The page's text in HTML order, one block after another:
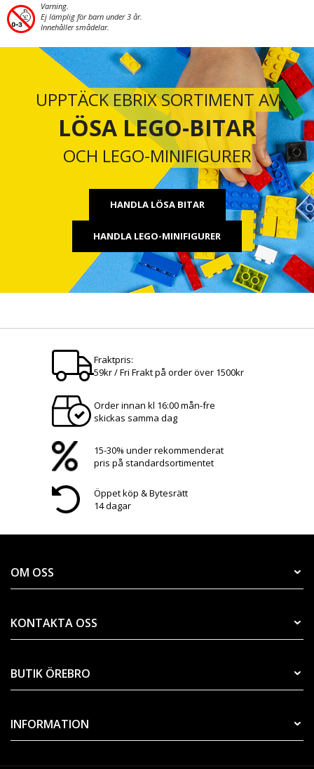
Varning.
Ej lämplig för barn under 3 år.
Innehåller smådelar.
UPPTÄCK EBRIX SORTIMENT AV
LÖSA LEGO-BITAR
OCH LEGO-MINIFIGURER
HANDLA LÖSA BITAR
HANDLA LEGO-MINIFIGURER
Fraktpris:
59kr / Fri Frakt på order över 1500kr
Order innan kl 16:00 mån-fre
skickas samma dag
15-30% under rekommenderat
pris på standardsortimentet
Öppet köp & Bytesrätt
14 dagar
OM OSS
KONTAKTA OSS
BUTIK ÖREBRO
INFORMATION